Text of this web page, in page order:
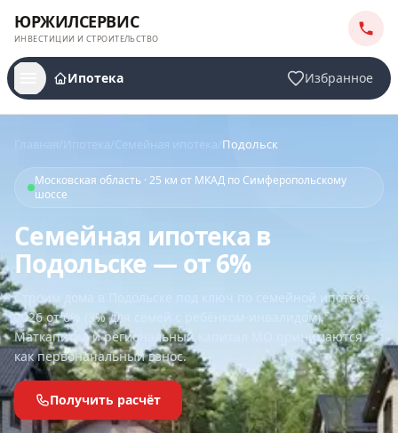
ЮРЖИЛСЕРВИС
ИНВЕСТИЦИИ И СТРОИТЕЛЬСТВО
Ипотека Избранное
Ипотека Семейная ипотека/Подольск
Московская область · 25 км от МКАД по Симферопольскому
шоссе
Семейная ипотека в
Подольске — от 6%
Строим дома в Подольске под ключ по семейной ипотеке
2026 от 6% (3% для семей с ребёнком-инвалидом).
Маткапитал и региональный капитал МО принимаются
как первоначальный взнос.
Получить расчёт